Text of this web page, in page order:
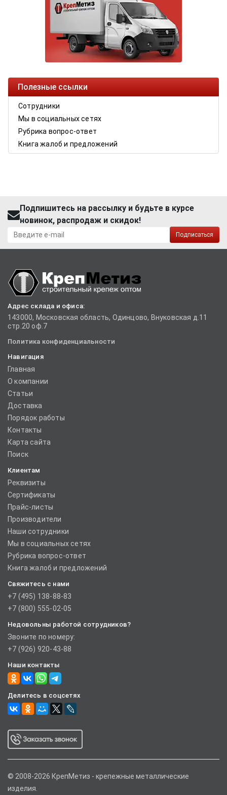
Полезные ссылки
Сотрудники
Мы в социальных сетях
Рубрика вопрос-ответ
Книга жалоб и предложений
Подпишитесь на рассылку и будьте в курсе
новинок, распродаж и скидок!
Подписаться
Адрес склада и офиса:
143000, Московская область, Одинцово, Внуковская д.11
стр.20 оф.7
Политика конфиденциальности
Навигация
Главная
О компании
Статьи
Доставка
Порядок работы
Контакты
Карта сайта
Поиск
Клиентам
Реквизиты
Сертификаты
Прайс-листы
Производители
Наши сотрудники
Мы в социальных сетях
Рубрика вопрос-ответ
Книга жалоб и предложений
Свяжитесь с нами
+7 (495) 138-88-83
+7 (800) 555-02-05
Недовольны работой сотрудников?
Звоните по номеру:
+7 (926) 920-43-88
Наши контакты
Делитесь в соцсетях
© 2008-2026 КрепМетиз - крепежные металлические
изделия.